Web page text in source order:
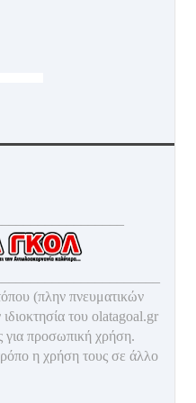
(πλην πνευματικών
του olatagoal.gr
για προσωπική χρήση.
η χρήση τους σε άλλο